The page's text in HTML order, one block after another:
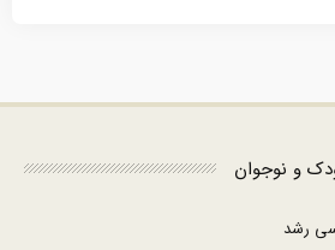
و نوجوان
رشد